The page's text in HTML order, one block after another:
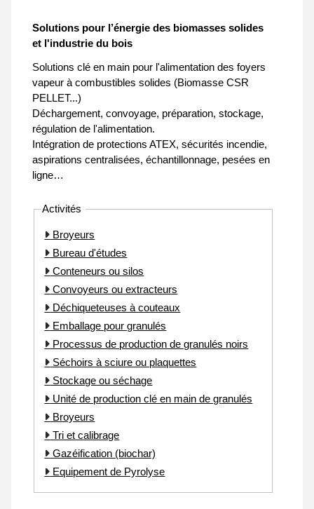
Solutions pour l’énergie des biomasses solides
et l'industrie du bois
Solutions clé en main pour l'alimentation des foyers
vapeur à combustibles solides (Biomasse CSR
PELLET...)
Déchargement, convoyage, préparation, stockage,
régulation de l'alimentation.
Intégration de protections ATEX, sécurités incendie,
aspirations centralisées, échantillonnage, pesées en
ligne…
Activités
Broyeurs
Bureau d'études
Conteneurs ou silos
Convoyeurs ou extracteurs
Déchiqueteuses à couteaux
Emballage pour granulés
Processus de production de granulés noirs
Séchoirs à sciure ou plaquettes
Stockage ou séchage
Unité de production clé en main de granulés
Broyeurs
Tri et calibrage
Gazéification (biochar)
Equipement de Pyrolyse